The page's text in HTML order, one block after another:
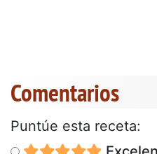
Comentarios
Puntúe esta receta: